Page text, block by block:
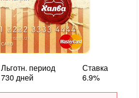
Льготн. период
730 дней
Ставка
6.9%